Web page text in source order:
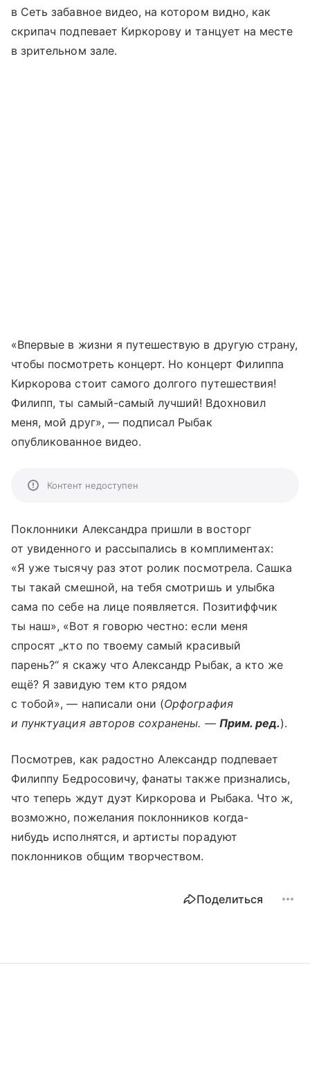
в Сеть забавное видео, на котором видно, как
скрипач подпевает Киркорову и танцует на месте
в зрительном зале.
«Впервые в жизни я путешествую в другую страну,
чтобы посмотреть концерт. Но концерт Филиппа
Киркорова стоит самого долгого путешествия!
Филипп, ты самый-самый лучший! Вдохновил
меня, мой друг», — подписал Рыбак
опубликованное видео.
Контент недоступен
Поклонники Александра пришли в восторг
от увиденного и рассыпались в комплиментах:
«Я уже тысячу раз этот ролик посмотрела. Сашка
ты такай смешной, на тебя смотришь и улыбка
сама по себе на лице появляется. Позитиффчик
ты наш», «Вот я говорю честно: если меня
спросят „кто по твоему самый красивый
парень?“ я скажу что Александр Рыбак, а кто же
ещё? Я завидую тем кто рядом
с тобой», — написали они (Орфография
и пунктуация авторов сохранены. — Прим. ред.).
Посмотрев, как радостно Александр подпевает
Филиппу Бедросовичу, фанаты также признались,
что теперь ждут дуэт Киркорова и Рыбака. Что ж,
возможно, пожелания поклонников когда-
нибудь исполнятся, и артисты порадуют
поклонников общим творчеством.
Поделиться